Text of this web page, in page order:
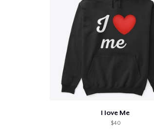
I love Me
$40